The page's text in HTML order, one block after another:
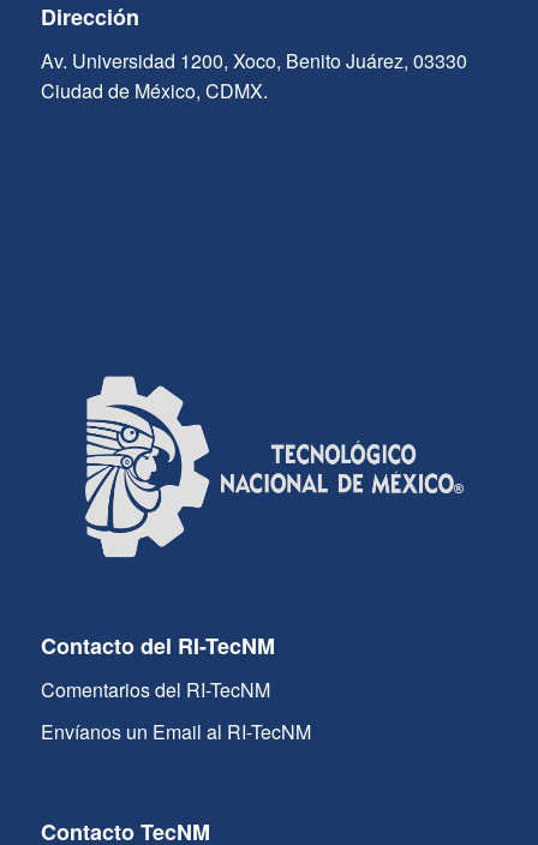
Dirección
Av. Universidad 1200, Xoco, Benito Juárez, 03330
Ciudad de México, CDMX.
Contacto del RI-TecNM
Comentarios del RI-TecNM
Envíanos un Email al RI-TecNM
Contacto TecNM